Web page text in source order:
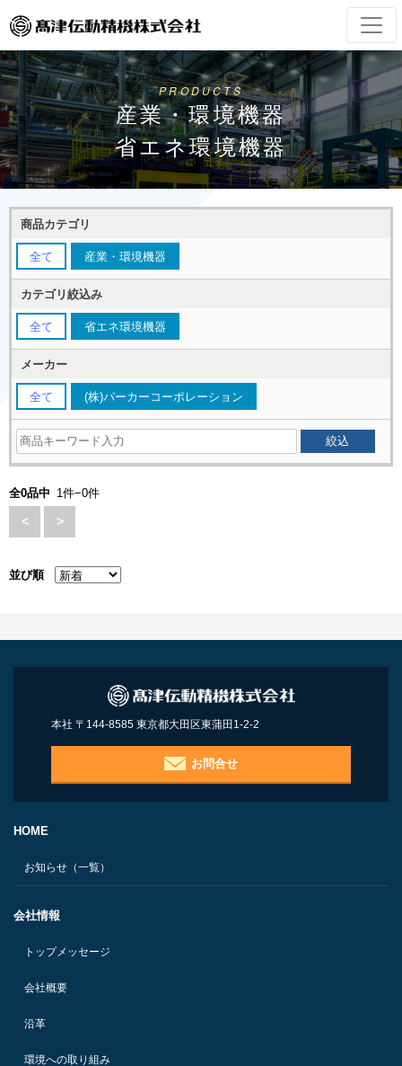
PRODUCTS
産業・環境機器
省エネ環境機器
商品カテゴリ
全て 産業・環境機器
カテゴリ絞込み
全て 省エネ環境機器
メーカー
全て (株)パーカーコーポレーション
全0品中 1件−0件
< >
並び順
本社 〒144-8585 東京都大田区東蒲田1-2-2
お問合せ
HOME
お知らせ（一覧）
会社情報
トップメッセージ
会社概要
沿革
環境への取り組み